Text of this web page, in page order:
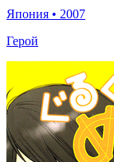
Япония • 2007
Герой